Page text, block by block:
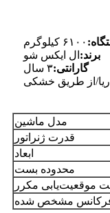
۶۱۰۰ کیلوگرم
برند: ال ایکس شو
گارانتی:۳ سال
از طریق خشکی
مدل ماشین
قدرت ژنراتور
ابعاد
محدوده بست
موقعیت‌یابی مکرر
فرکانس مشخص شده